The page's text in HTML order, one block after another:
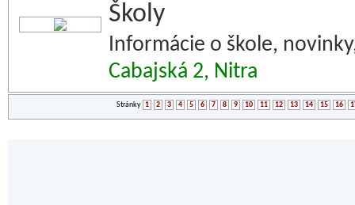
Školy
Informácie o škole,
Cabajská 2, Nitra
Stránky 1 2 3 4 5 6 7 8 9 10 11 12 13 14 15 16